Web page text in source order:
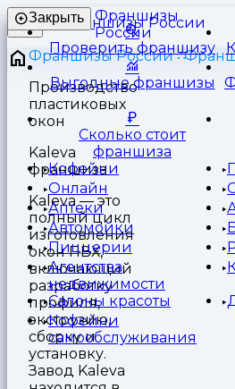
Франшизы
России
Закрыть
Проверить франшизу
Выгодные франшизы
Сколько стоит
франшиза
Кофейни
Онлайн
Аптеки
Автомойки
Пиццерии
Агентства
недвижимости
Салоны красоты
Кофейни
самообслуживания
Франшизы России
Производство
пластиковых
окон
Kaleva
франшиза
Kaleva — это
полный цикл
изготовления
окон ПВХ,
включающий
разработку
профиля,
экструзию,
сборку и
установку.
Завод Kaleva